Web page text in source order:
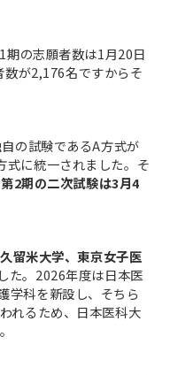
の志願者数は1月20日
が2,176名ですからそ
の試験であるA方式が
式に統一されました。そ
第2期の二次試験は3月4
留米大学、東京女子医
た。2026年度は日本医
学科を新設し、そちら
れるため、日本医科大